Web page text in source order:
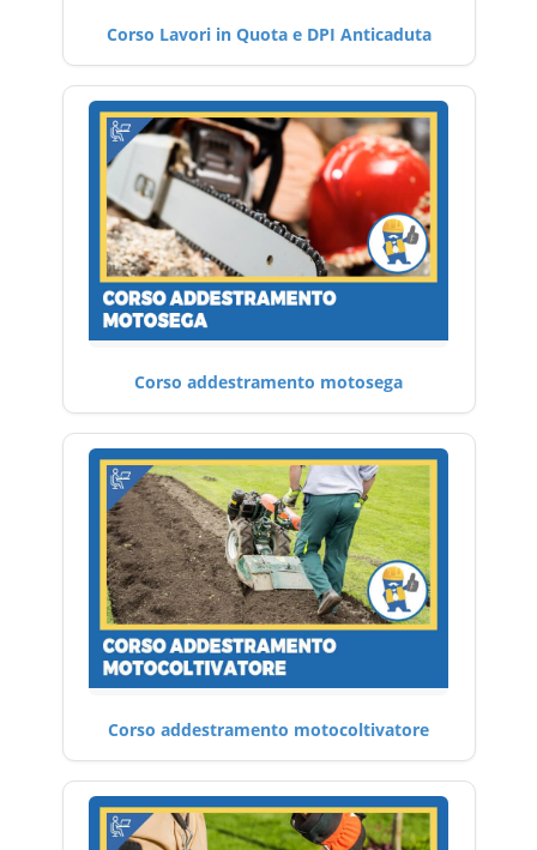
Corso Lavori in Quota e DPI Anticaduta
Corso addestramento motosega
Corso addestramento motocoltivatore